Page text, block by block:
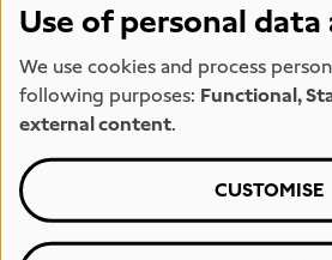
Use of personal data
We use cookies and process
following purposes: Functional,
external content.
CUSTOMISE